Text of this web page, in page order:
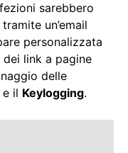
sarebbero
un’email
personalizzata
link a pagine
delle
e il Keylogging.